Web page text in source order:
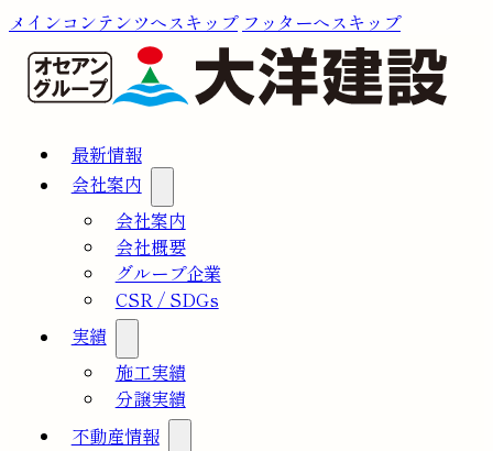
メインコンテンツへスキップ フッターへスキップ
最新情報
会社案内
会社案内
会社概要
グループ企業
CSR / SDGs
実績
施工実績
分譲実績
不動産情報